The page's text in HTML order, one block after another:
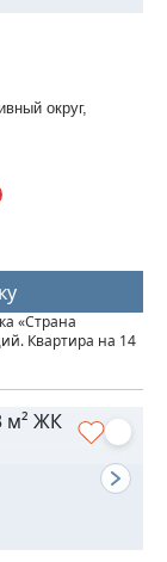
округ,
«Страна
Квартира на 14
2025